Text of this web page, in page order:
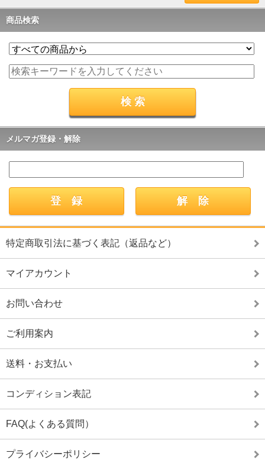
商品検索
メルマガ登録・解除
特定商取引法に基づく表記（返品など）
マイアカウント
お問い合わせ
ご利用案内
送料・お支払い
コンディション表記
FAQ(よくある質問）
プライバシーポリシー